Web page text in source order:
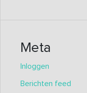
Meta
Inloggen
Berichten feed